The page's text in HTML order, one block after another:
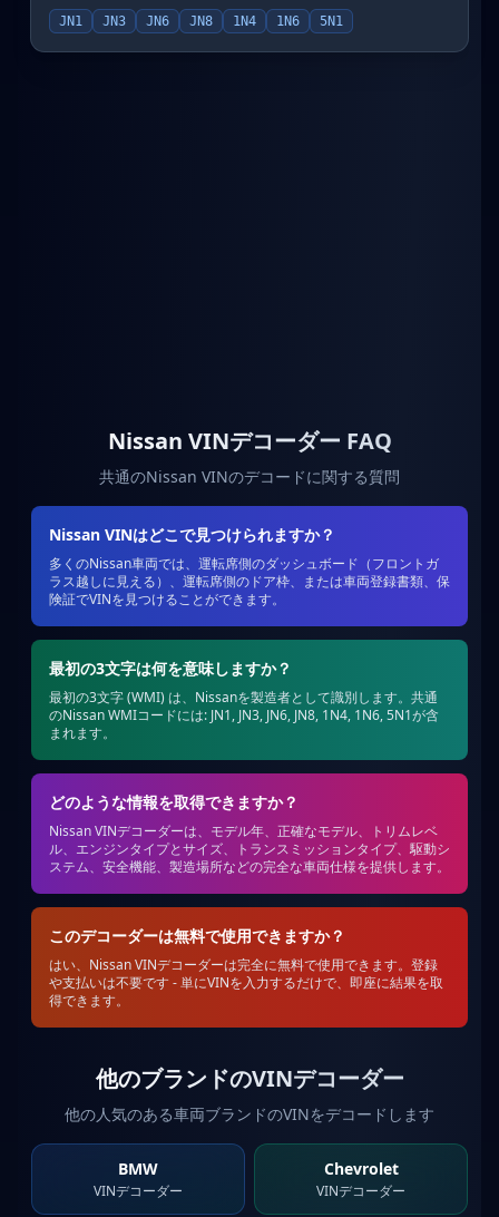
JN1 JN3 JN6 JN8 1N4 1N6 5N1
Nissan VINデコーダー FAQ
共通のNissan VINのデコードに関する質問
Nissan VINはどこで見つけられますか？
多くのNissan車両では、運転席側のダッシュボード（フロントガ
ラス越しに見える）、運転席側のドア枠、または車両登録書類、保
険証でVINを見つけることができます。
最初の3文字は何を意味しますか？
最初の3文字 (WMI) は、Nissanを製造者として識別します。共通
のNissan WMIコードには: JN1, JN3, JN6, JN8, 1N4, 1N6, 5N1が含
まれます。
どのような情報を取得できますか？
Nissan VINデコーダーは、モデル年、正確なモデル、トリムレベ
ル、エンジンタイプとサイズ、トランスミッションタイプ、駆動シ
ステム、安全機能、製造場所などの完全な車両仕様を提供します。
このデコーダーは無料で使用できますか？
はい、Nissan VINデコーダーは完全に無料で使用できます。登録
や支払いは不要です - 単にVINを入力するだけで、即座に結果を取
得できます。
他のブランドのVINデコーダー
他の人気のある車両ブランドのVINをデコードします
BMW
VINデコーダー
Chevrolet
VINデコーダー